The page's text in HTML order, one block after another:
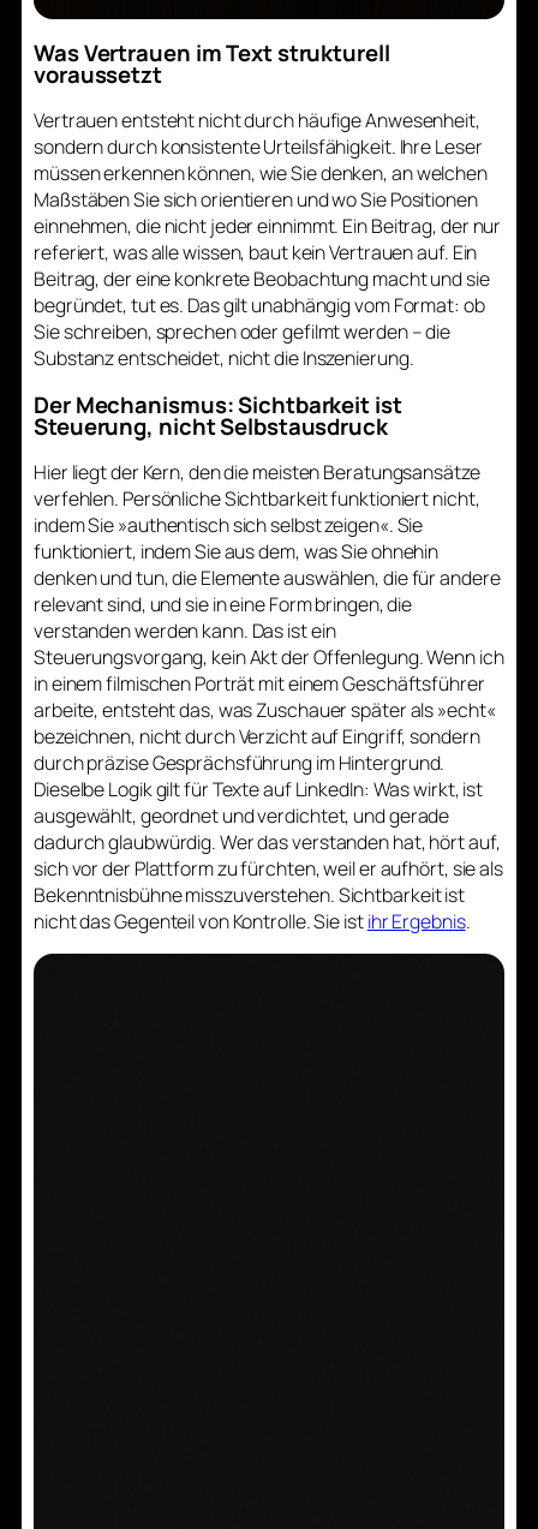
Was Vertrauen im Text strukturell
voraussetzt
Vertrauen entsteht nicht durch häufige Anwesenheit,
sondern durch konsistente Urteilsfähigkeit. Ihre Leser
müssen erkennen können, wie Sie denken, an welchen
Maßstäben Sie sich orientieren und wo Sie Positionen
einnehmen, die nicht jeder einnimmt. Ein Beitrag, der nur
referiert, was alle wissen, baut kein Vertrauen auf. Ein
Beitrag, der eine konkrete Beobachtung macht und sie
begründet, tut es. Das gilt unabhängig vom Format: ob
Sie schreiben, sprechen oder gefilmt werden – die
Substanz entscheidet, nicht die Inszenierung.
Der Mechanismus: Sichtbarkeit ist
Steuerung, nicht Selbstausdruck
Hier liegt der Kern, den die meisten Beratungsansätze
verfehlen. Persönliche Sichtbarkeit funktioniert nicht,
indem Sie »authentisch sich selbst zeigen«. Sie
funktioniert, indem Sie aus dem, was Sie ohnehin
denken und tun, die Elemente auswählen, die für andere
relevant sind, und sie in eine Form bringen, die
verstanden werden kann. Das ist ein
Steuerungsvorgang, kein Akt der Offenlegung. Wenn ich
in einem filmischen Porträt mit einem Geschäftsführer
arbeite, entsteht das, was Zuschauer später als »echt«
bezeichnen, nicht durch Verzicht auf Eingriff, sondern
durch präzise Gesprächsführung im Hintergrund.
Dieselbe Logik gilt für Texte auf LinkedIn: Was wirkt, ist
ausgewählt, geordnet und verdichtet, und gerade
dadurch glaubwürdig. Wer das verstanden hat, hört auf,
sich vor der Plattform zu fürchten, weil er aufhört, sie als
Bekenntnisbühne misszuverstehen. Sichtbarkeit ist
nicht das Gegenteil von Kontrolle. Sie istihr Ergebnis.